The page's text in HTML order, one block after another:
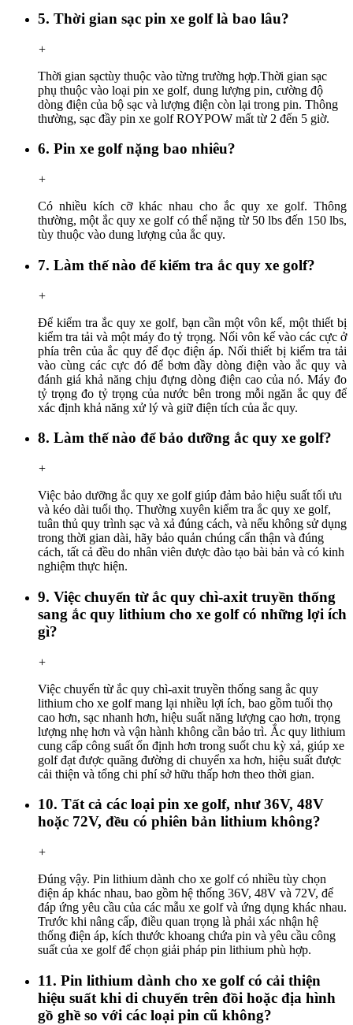
5. Thời gian sạc pin xe golf là bao lâu?
+
Thời gian sạctùy thuộc vào từng trường hợp.Thời gian sạc
phụ thuộc vào loại pin xe golf, dung lượng pin, cường độ
dòng điện của bộ sạc và lượng điện còn lại trong pin. Thông
thường, sạc đầy pin xe golf ROYPOW mất từ ​​2 đến 5 giờ.
6. Pin xe golf nặng bao nhiêu?
+
Có nhiều kích cỡ khác nhau cho ắc quy xe golf. Thông
thường, một ắc quy xe golf có thể nặng từ 50 lbs đến 150 lbs,
tùy thuộc vào dung lượng của ắc quy.
7. Làm thế nào để kiểm tra ắc quy xe golf?
+
Để kiểm tra ắc quy xe golf, bạn cần một vôn kế, một thiết bị
kiểm tra tải và một máy đo tỷ trọng. Nối vôn kế vào các cực ở
phía trên của ắc quy để đọc điện áp. Nối thiết bị kiểm tra tải
vào cùng các cực đó để bơm đầy dòng điện vào ắc quy và
đánh giá khả năng chịu đựng dòng điện cao của nó. Máy đo
tỷ trọng đo tỷ trọng của nước bên trong mỗi ngăn ắc quy để
xác định khả năng xử lý và giữ điện tích của ắc quy.
8. Làm thế nào để bảo dưỡng ắc quy xe golf?
+
Việc bảo dưỡng ắc quy xe golf giúp đảm bảo hiệu suất tối ưu
và kéo dài tuổi thọ. Thường xuyên kiểm tra ắc quy xe golf,
tuân thủ quy trình sạc và xả đúng cách, và nếu không sử dụng
trong thời gian dài, hãy bảo quản chúng cẩn thận và đúng
cách, tất cả đều do nhân viên được đào tạo bài bản và có kinh
nghiệm thực hiện.
9. Việc chuyển từ ắc quy chì-axit truyền thống
sang ắc quy lithium cho xe golf có những lợi ích
gì?
+
Việc chuyển từ ắc quy chì-axit truyền thống sang ắc quy
lithium cho xe golf mang lại nhiều lợi ích, bao gồm tuổi thọ
cao hơn, sạc nhanh hơn, hiệu suất năng lượng cao hơn, trọng
lượng nhẹ hơn và vận hành không cần bảo trì. Ắc quy lithium
cung cấp công suất ổn định hơn trong suốt chu kỳ xả, giúp xe
golf đạt được quãng đường di chuyển xa hơn, hiệu suất được
cải thiện và tổng chi phí sở hữu thấp hơn theo thời gian.
10. Tất cả các loại pin xe golf, như 36V, 48V
hoặc 72V, đều có phiên bản lithium không?
+
Đúng vậy. Pin lithium dành cho xe golf có nhiều tùy chọn
điện áp khác nhau, bao gồm hệ thống 36V, 48V và 72V, để
đáp ứng yêu cầu của các mẫu xe golf và ứng dụng khác nhau.
Trước khi nâng cấp, điều quan trọng là phải xác nhận hệ
thống điện áp, kích thước khoang chứa pin và yêu cầu công
suất của xe golf để chọn giải pháp pin lithium phù hợp.
11. Pin lithium dành cho xe golf có cải thiện
hiệu suất khi di chuyển trên đồi hoặc địa hình
gồ ghề so với các loại pin cũ không?